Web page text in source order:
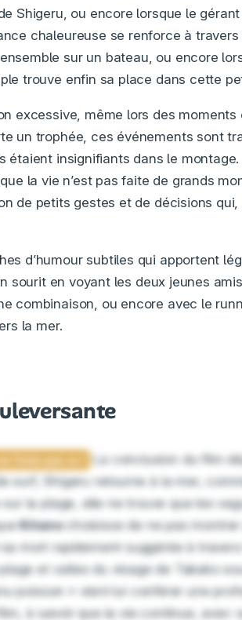
Shigeru, ou encore lorsque le
chaleureuse se renforce à
sur un bateau, ou encore
trouve enfin sa place dans cette
excessive, même lors des moments
un trophée, ces événements sont
étaient insignifiants dans le
la vie n’est pas faite de grands
de petits gestes et de décisions
d’humour subtiles qui apportent
sourit en voyant les deux jeunes
combinaison, ou encore avec le
la mer.
La conclusion du film
surf, Shigeru retourne à la mer,
sur la plage, elle ne trouve que les
Kitanochoisisse de ne pas
mort rapidement suggérée à
et celles du visage de Takako
poisson » vient lui conférer une
à savoir que la vie continue, avec